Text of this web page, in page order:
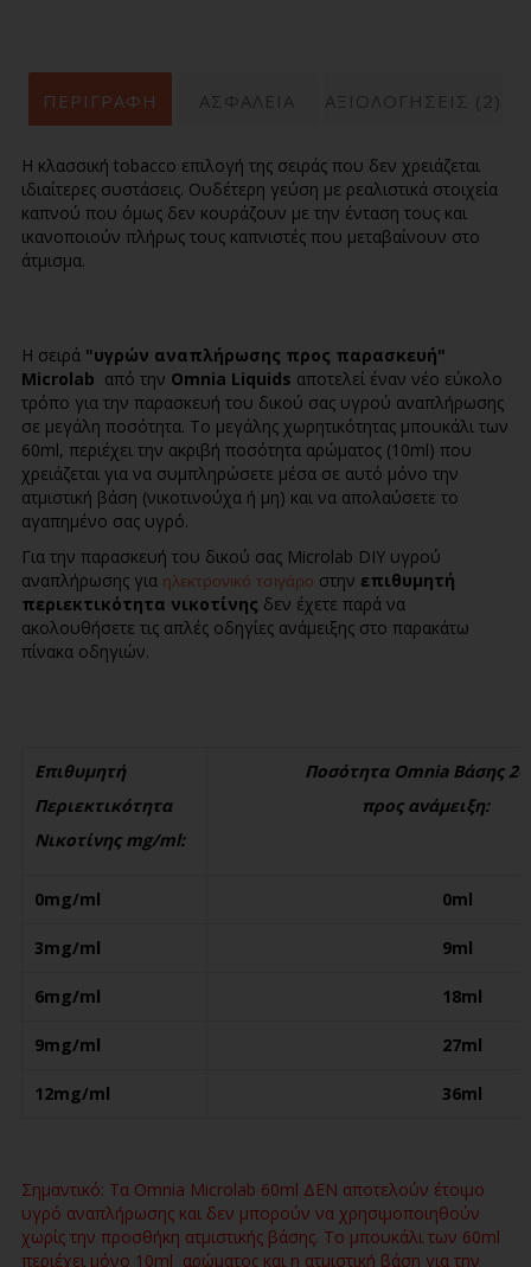
ΠΕΡΙΓΡΑΦΉ ΑΣΦΑΛΕΙΑ ΑΞΙΟΛΟΓΗΣΕΙΣ (2)
Η κλασσική tobacco επιλογή της σειράς που δεν χρειάζεται
ιδιαίτερες συστάσεις. Ουδέτερη γεύση με ρεαλιστικά στοιχεία
καπνού που όμως δεν κουράζουν με την ένταση τους και
ικανοποιούν πλήρως τους καπνιστές που μεταβαίνουν στο
άτμισμα.
Η σειρά "υγρών αναπλήρωσης προς παρασκευή"
Microlab από την Omnia Liquids αποτελεί έναν νέο εύκολο
τρόπο για την παρασκευή του δικού σας υγρού αναπλήρωσης
σε μεγάλη ποσότητα. Το μεγάλης χωρητικότητας μπουκάλι των
60ml, περιέχει την ακριβή ποσότητα αρώματος (10ml) που
χρειάζεται για να συμπληρώσετε μέσα σε αυτό μόνο την
ατμιστική βάση (νικοτινούχα ή μη) και να απολαύσετε το
αγαπημένο σας υγρό.
Για την παρασκευή τoυ δικού σας Microlab DIY υγρού
αναπλήρωσης για ηλεκτρονικό τσιγάρο στην επιθυμητή
περιεκτικότητα νικοτίνης δεν έχετε παρά να
ακολουθήσετε τις απλές οδηγίες ανάμειξης στο παρακάτω
πίνακα οδηγιών.
Επιθυμητή
Περιεκτικότητα
Νικοτίνης mg/ml:
Ποσότητα Omnia Βάσης
προς ανάμειξη:
0mg/ml 0ml
3mg/ml 9ml
6mg/ml 18ml
9mg/ml 27ml
12mg/ml 36ml
Σημαντικό: Τα Omnia Microlab 60ml ΔΕΝ αποτελούν έτοιμο
υγρό αναπλήρωσης και δεν μπορούν να χρησιμοποιηθούν
χωρίς την προσθήκη ατμιστικής βάσης. Το μπουκάλι των 60ml
περιέχει μόνο 10ml αρώματος και η ατμιστική βάση για την